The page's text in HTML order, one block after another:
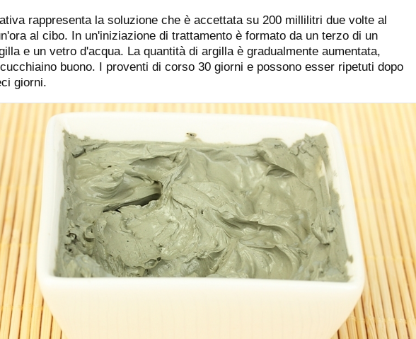
rappresenta la soluzione che è accettata su 200 millilitri due volte al
al cibo. In un'iniziazione di trattamento è formato da un terzo di un
e un vetro d'acqua. La quantità di argilla è gradualmente aumentata,
buono. I proventi di corso 30 giorni e possono esser ripetuti dopo
giorni.